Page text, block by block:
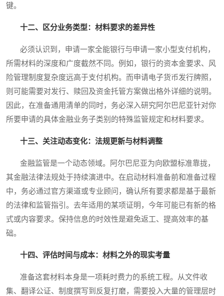
键。
十二、区分业务类型：材料要求的差异性
必须认识到，申请一家全能银行与申请一家小型支付机构，
所需材料的深度和广度截然不同。例如，银行的资本金要求、风
险管理制度复杂度远高于支付机构。而申请电子货币发行牌照，
则可能需要对发行、赎回及资金托管方案做出格外详细的说明。
因此，在准备通用清单的同时，务必深入研究阿尔巴尼亚针对你
所要申请的具体金融业务子类别的特殊监管规定和材料要求。
十三、关注动态变化：法规更新与材料调整
金融监管是一个动态领域。阿尔巴尼亚为向欧盟标准靠拢，
其金融法律法规处于持续演进中。在启动材料准备前和准备过程
中，务必通过官方渠道或专业顾问，确认所有要求都是基于最新
的法律和监管指引。去年适用的某项证明，今年可能已有新的格
式或内容要求。保持信息的时效性是避免返工、提高效率的基
础。
十四、评估时间与成本：材料之外的现实考量
准备这套材料本身是一项耗时费力的系统工程。从文件收
集、翻译公证、制度撰写到反复打磨，需要投入大量的管理层时